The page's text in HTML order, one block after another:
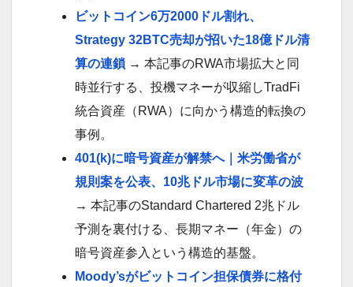
ビットコイン6万2000ドル割れ、
Strategy 32BTC売却が招いた18億ドル清
算の連鎖 → 本記事のRWA市場拡大と同
時並行する、投機マネーが収縮しTradFi
統合資産（RWA）に向かう構造的転換の
事例。
401(k)に暗号資産が解禁へ｜米労働省が
規則案を公表、10兆ドル市場に変革の波
→ 本記事のStandard Chartered 2兆ドル
予測を裏付ける、長期マネー（年金）の
暗号資産参入という構造的基盤。
Moody’sがビットコイン担保債券に格付